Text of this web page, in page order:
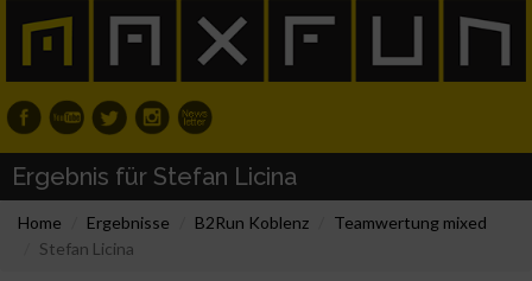
Ergebnis für Stefan Licina
Home Ergebnisse B2Run Koblenz
Teamwertung mixed
Stefan Licina